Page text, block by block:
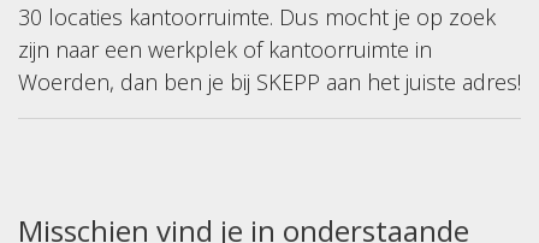
30 locaties kantoorruimte. Dus mocht je op zoek
zijn naar een werkplek of kantoorruimte in
Woerden, dan ben je bij SKEPP aan het juiste adres!
Misschien vind je in onderstaande